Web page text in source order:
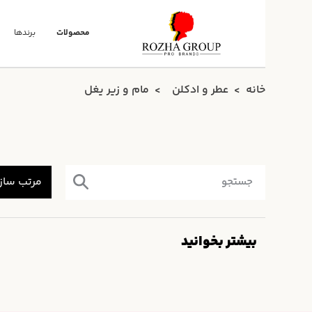
محصولات برندها
خانه عطر و ادکلن مام و زیر یغل
بیشتر بخوانید